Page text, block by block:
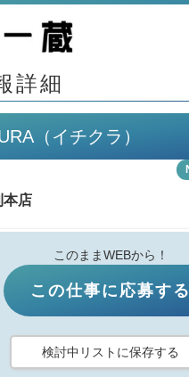
詳細
（イチクラ）
本店
このままWEBから！
この仕事に応募する
検討中リストに保存する